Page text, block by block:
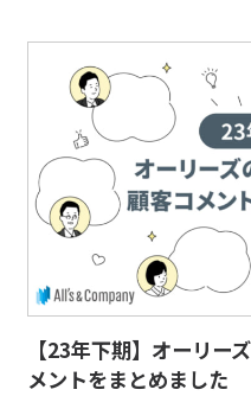
【23年下期】オーリー
メントをまとめました